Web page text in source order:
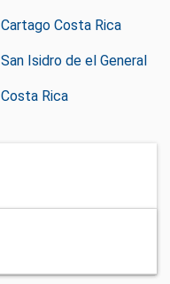
Cartago Costa Rica
San Isidro de el General
Costa Rica